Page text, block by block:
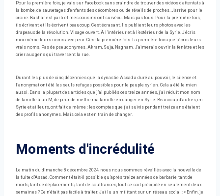
Pour la première fois, je vais sur Facebook sans craindre de trouver des vidéos d'attentats à
la bombe, de sauvetages d'enfants des décombres ou de réveils de proches. J'arrive pour le
croire. Bashar est parti et mes cousins ​​​​ont survécu. Mais pas tous. Pour la première fois,
ils écrivent, et ils écrivent beaucoup. C'est écrasant. Ils publient leurs photos avec les
drapeaux de la révolution. Visage ouvert. À l’intérieur et à l’extérieur de la Syrie. J'écris
moi-même leurs noms avec peur. C'est la première fois. La première fois que j'écris leurs
vrais noms. Pas de pseudonymes. Akram, Suja, Nagham. J'aimerais ouvrir la fenêtre et les
crier aux gens qui traversent la rue.
Durant les plus de cinq décennies que la dynastie Assad a duré au pouvoir, le silence et
l’anonymat ont été les seuls refuges possibles pour le peuple syrien. Cela a été le mien
aussi. Dans la plupart des articles que j’ai publiés ces treize années, j’ai réduit mon nom
de famille à un M, de peur de mettre ma famille en danger en Syrie. Beaucoup d’autres, en
Syrie et ailleurs, ont fait de même : les comptes que j’ai suivis pendant treize ans étaient
des profils anonymes. Mais cela est en train de changer.
Moments d'incrédulité
Le matin du dimanche 8 décembre 2024, nous nous sommes réveillés avec la nouvelle de
la fuite d’Assad. Comment était-il possible qu’après treize années de barbarie, tant de
morts, tant de déplacements, tant de souffrances, tout se soit précipité en seulement deux
semaines ? Ce n'était pas facile à traiter. J'ai lu un militant sur un réseau social : « Enfin, je